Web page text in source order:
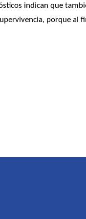
indican que
porque al